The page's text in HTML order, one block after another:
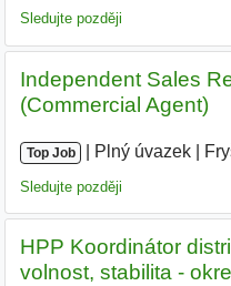
Sledujte později
Independent Sales
(Commercial Agent)
Top Job Plný úvazek
Sledujte později
HPP Koordinátor
volnost, stabilita -